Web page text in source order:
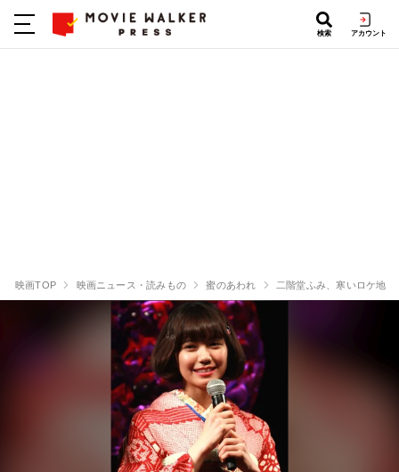
検索 アカウント
映画TOP 映画ニュース・読みもの 蜜のあわれ 二階堂ふみ、寒いロケ地